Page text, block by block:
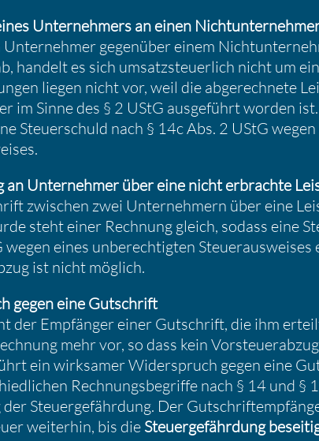
Unter­neh­mers an einen
Unter­nehmer gegen­über einem
handelt es sich umsatz­steu­er­lich nicht um
liegen nicht vor, weil die abgerech­nete
im Sinne des § 2 UStG ausge­führt worden ist.
Steuer­schuld nach § 14c Abs. 2 UStG
an Unter­nehmer über eine nicht erbrachte
zwischen zwei Unter­neh­mern über eine
steht einer Rechnung gleich, sodass eine
wegen eines unberech­tigten Steuer­aus­weises
ist nicht möglich.
gegen eine Gutschrift
der Empfänger einer Gutschrift, die ihm
mehr vor, so dass kein
ein wirksamer Wider­spruch gegen eine
Rechnungs­be­griffe nach § 14 und §
der Steuer­ge­fähr­dung. Der
weiterhin, bis dieSteuer­ge­fähr­dung